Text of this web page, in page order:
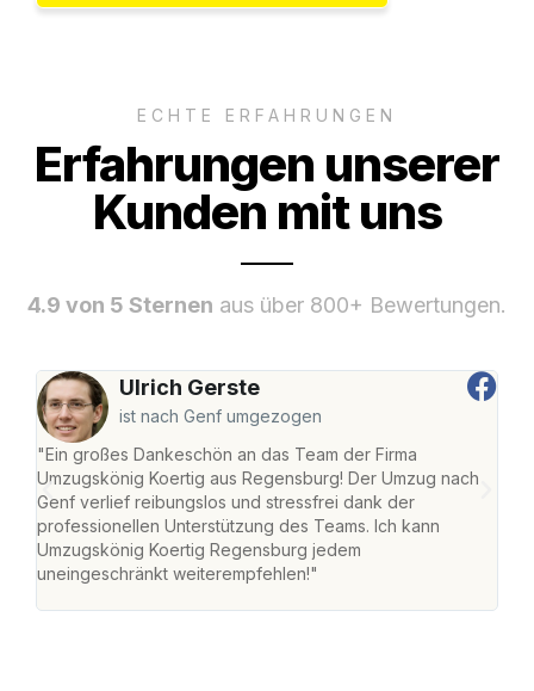
ECHTE ERFAHRUNGEN
Erfahrungen unserer
Kunden mit uns
4.9 von 5 Sternen aus über 800+ Bewertungen.
Ulrich Gerste
ist nach Genf umgezogen
"Ein großes Dankeschön an das Team der Firma
Umzugskönig Koertig aus Regensburg! Der Umzug nach
Genf verlief reibungslos und stressfrei dank der
professionellen Unterstützung des Teams. Ich kann
Umzugskönig Koertig Regensburg jedem
uneingeschränkt weiterempfehlen!"